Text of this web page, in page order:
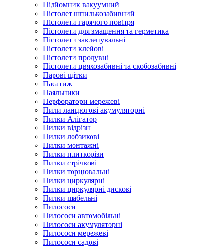
Підйомник вакуумний
Пістолет шпилькозабивний
Пістолети гарячого повітря
Пістолети для змащення та герметика
Пістолети заклепувальні
Пістолети клейові
Пістолети продувні
Пістолети цвяхозабивні та скобозабивні
Парові щітки
Пасатижі
Паяльники
Перфоратори мережеві
Пили ланцюгові акумуляторні
Пилки Алігатор
Пилки відрізні
Пилки лобзикові
Пилки монтажні
Пилки плиткорізи
Пилки стрічкові
Пилки торцювальні
Пилки циркулярні
Пилки циркулярні дискові
Пилки шабельні
Пилососи
Пилососи автомобільні
Пилососи акумуляторні
Пилососи мережеві
Пилососи садові